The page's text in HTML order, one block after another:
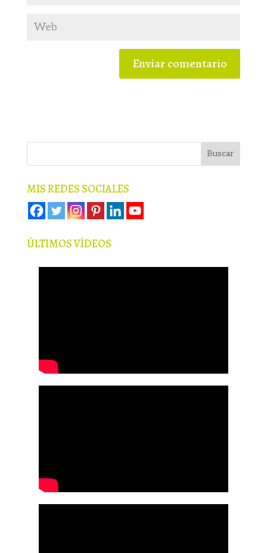
MIS REDES SOCIALES
ÚLTIMOS VÍDEOS